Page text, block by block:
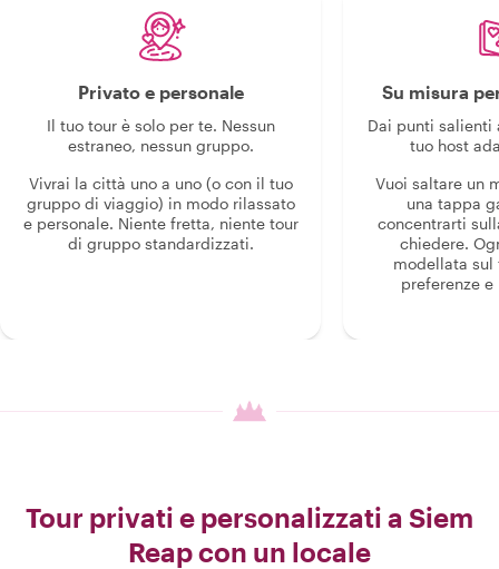
Privato e personale
Il tuo tour è solo per te. Nessun
estraneo, nessun gruppo.
Vivrai la città uno a uno (o con il tuo
gruppo di viaggio) in modo rilassato
e personale. Niente fretta, niente tour
di gruppo standardizzati.
Su misura
Dai punti salienti
tuo host
Vuoi saltare un
una tappa
concentrarti
chiedere.
modellata sul
preferenze
Tour privati e personalizzati a Siem
Reap con un locale